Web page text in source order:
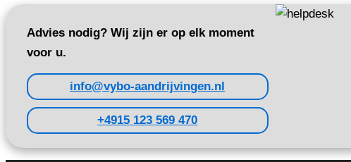
Advies nodig? Wij zijn er op elk moment
voor u.
info@vybo-aandrijvingen.nl
+4915 123 569 470